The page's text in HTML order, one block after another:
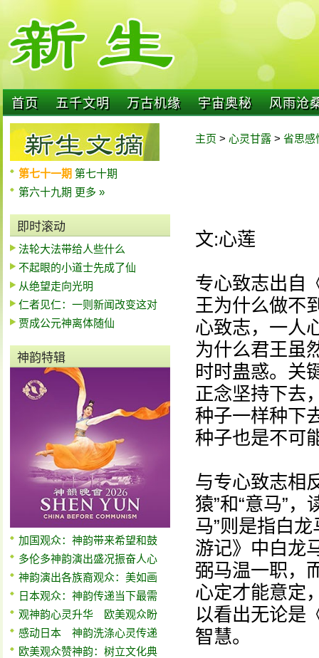
首页 五千文明 万古机缘 宇宙奥秘 风雨沧
第七十一期 第七十期
第六十九期 更多 »
即时滚动
法轮大法带给人些什么
不起眼的小道士先成了仙
从绝望走向光明
仁者见仁：一则新闻改变这对
贾成公元神离体随仙
神韵特辑
加国观众：神韵带来希望和鼓
多伦多神韵演出盛况振奋人心
神韵演出各族裔观众：美如画
日本观众：神韵传递当下最需
观神韵心灵升华 欧美观众盼
感动日本 神韵洗涤心灵传递
欧美观众赞神韵：树立文化典
主页 > 心灵甘露 > 省思感
文:心莲
专心致志出自
王为什么做不
心致志，一人
为什么君王虽
时时蛊惑。关
正念坚持下去
种子一样种下
种子也是不可
与专心致志相
猿”和“意马”
马”则是指白
游记》中白龙
弼马温一职，
心定才能意定
以看出无论是
智慧。